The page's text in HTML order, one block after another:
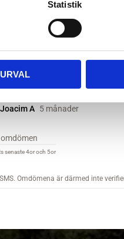
Statistik